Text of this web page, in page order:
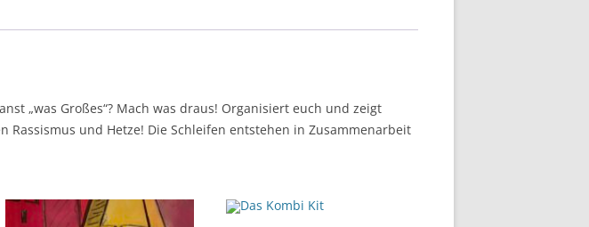
„was Großes“? Mach was draus! Organisiert euch und zeigt
Rassismus und Hetze! Die Schleifen entstehen in Zusammenarbeit